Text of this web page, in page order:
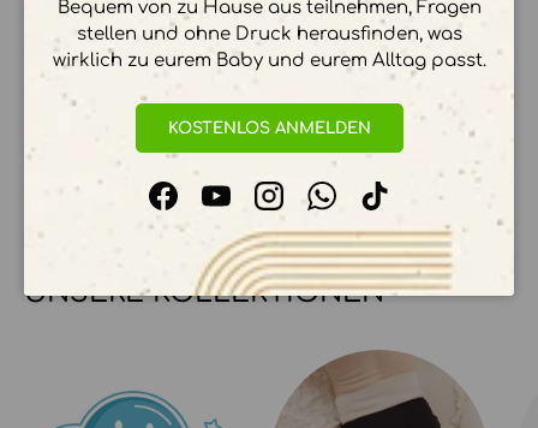
Ihre Zahlungsinformationen werden sicher
verarbeitet. Wir speichern keine
Kreditkartendetails.
UNSERE KOLLEKTIONEN
Bequem von zu Hause aus teilnehmen, Fragen
stellen und ohne Druck herausfinden, was
wirklich zu eurem Baby und eurem Alltag passt.
KOSTENLOS ANMELDEN
FacebookYouTubeInstagramWhatsApp
TikTok